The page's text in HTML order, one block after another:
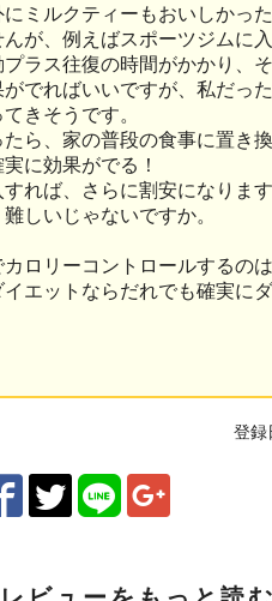
ミルクティーもおいしかった
が、例えばスポーツジムに
ラス往復の時間がかかり、
でればいいですが、私だっ
きそうです。
ら、家の普段の食事に置き換
に効果がでる！
れば、さらに割安になります
しいじゃないですか。
ロリーコントロールするの
エットならだれでも確実に
登録